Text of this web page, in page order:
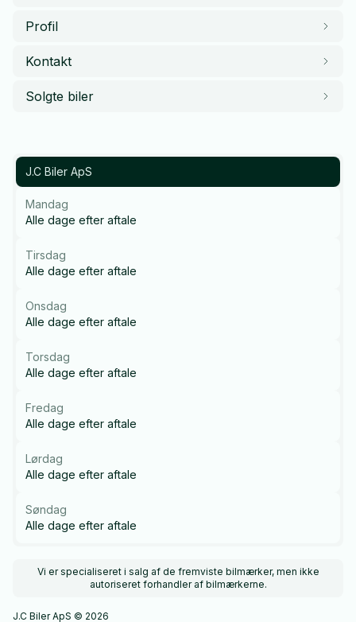
Profil
Kontakt
Solgte biler
J.C Biler ApS
Mandag
Alle dage efter aftale
Tirsdag
Alle dage efter aftale
Onsdag
Alle dage efter aftale
Torsdag
Alle dage efter aftale
Fredag
Alle dage efter aftale
Lørdag
Alle dage efter aftale
Søndag
Alle dage efter aftale
Vi er specialiseret i salg af de fremviste bilmærker, men ikke
autoriseret forhandler af bilmærkerne.
J.C Biler ApS © 2026